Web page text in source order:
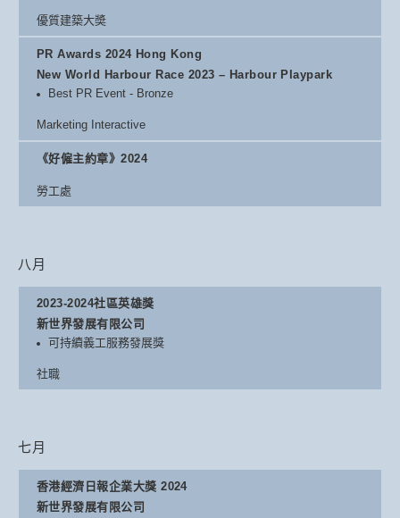
優質建築大奬
PR Awards 2024 Hong Kong
New World Harbour Race 2023 – Harbour Playpark
Best PR Event - Bronze
Marketing Interactive
《好僱主約章》2024
勞工處
八月
2023-2024社區英雄獎
新世界發展有限公司
可持續義工服務發展獎
社職
七月
香港經濟日報企業大獎 2024
新世界發展有限公司